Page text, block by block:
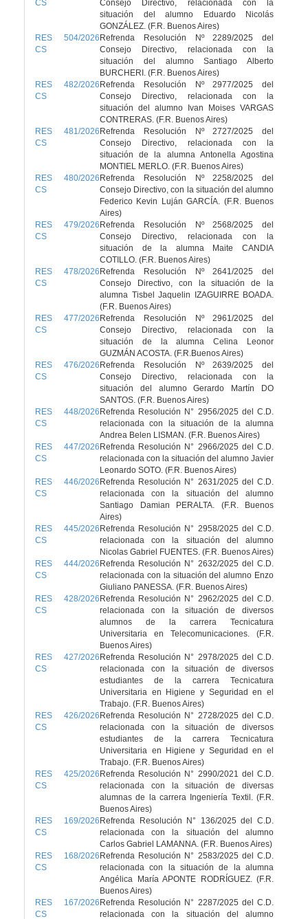
CS
Consejo Directivo, relacionada con la
situación del alumno Eduardo Nicolás
GONZÁLEZ. (F.R. Buenos Aires)
RES 504/2026
CS
Refrenda Resolución Nº 2289/2025 del
Consejo Directivo, relacionada con la
situación del alumno Santiago Alberto
BURCHERI. (F.R. Buenos Aires)
RES 482/2026
CS
Refrenda Resolución Nº 2977/2025 del
Consejo Directivo, relacionada con la
situación del alumno Ivan Moises VARGAS
CONTRERAS. (F.R. Buenos Aires)
RES 481/2026
CS
Refrenda Resolución Nº 2727/2025 del
Consejo Directivo, relacionada con la
situación de la alumna Antonella Agostina
MONTIEL MERLO. (F.R. Buenos Aires)
RES 480/2026
CS
Refrenda Resolución Nº 2258/2025 del
Consejo Directivo, con la situación del alumno
Federico Kevin Luján GARCÍA. (F.R. Buenos
Aires)
RES 479/2026
CS
Refrenda Resolución Nº 2568/2025 del
Consejo Directivo, relacionada con la
situación de la alumna Maite CANDIA
COTILLO. (F.R. Buenos Aires)
RES 478/2026
CS
Refrenda Resolución Nº 2641/2025 del
Consejo Directivo, con la situación de la
alumna Tisbel Jaquelin IZAGUIRRE BOADA.
(F.R. Buenos Aires)
RES 477/2026
CS
Refrenda Resolución Nº 2961/2025 del
Consejo Directivo, relacionada con la
situación de la alumna Celina Leonor
GUZMÁN ACOSTA. (F.R.Buenos Aires)
RES 476/2026
CS
Refrenda Resolución Nº 2639/2025 del
Consejo Directivo, relacionada con la
situación del alumno Gerardo Martín DO
SANTOS. (F.R. Buenos Aires)
RES 448/2026
CS
Refrenda Resolución N° 2956/2025 del C.D.
relacionada con la situación de la alumna
Andrea Belen LISMAN. (F.R. Buenos Aires)
RES 447/2026
CS
Refrenda Resolución N° 2966/2025 del C.D.
relacionada con la situación del alumno Javier
Leonardo SOTO. (F.R. Buenos Aires)
RES 446/2026
CS
Refrenda Resolución N° 2631/2025 del C.D.
relacionada con la situación del alumno
Santiago Damian PERALTA. (F.R. Buenos
Aires)
RES 445/2026
CS
Refrenda Resolución N° 2958/2025 del C.D.
relacionada con la situación del alumno
Nicolas Gabriel FUENTES. (F.R. Buenos Aires)
RES 444/2026
CS
Refrenda Resolución N° 2632/2025 del C.D.
relacionada con la situación del alumno Enzo
Giuliano PANESSA. (F.R. Buenos Aires)
RES 428/2026
CS
Refrenda Resolución N° 2962/2025 del C.D.
relacionada con la situación de diversos
alumnos de la carrera Tecnicatura
Universitaria en Telecomunicaciones. (F.R.
Buenos Aires)
RES 427/2026
CS
Refrenda Resolución N° 2978/2025 del C.D.
relacionada con la situación de diversos
estudiantes de la carrera Tecnicatura
Universitaria en Higiene y Seguridad en el
Trabajo. (F.R. Buenos Aires)
RES 426/2026
CS
Refrenda Resolución N° 2728/2025 del C.D.
relacionada con la situación de diversos
estudiantes de la carrera Tecnicatura
Universitaria en Higiene y Seguridad en el
Trabajo. (F.R. Buenos Aires)
RES 425/2026
CS
Refrenda Resolución N° 2990/2021 del C.D.
relacionada con la situación de diversas
alumnas de la carrera Ingeniería Textil. (F.R.
Buenos Aires)
RES 169/2026
CS
Refrenda Resolución N° 136/2025 del C.D.
relacionada con la situación del alumno
Carlos Gabriel LAMANNA. (F.R. Buenos Aires)
RES 168/2026
CS
Refrenda Resolución N° 2583/2025 del C.D.
relacionada con la situación de la alumna
Angélica María APONTE RODRÍGUEZ. (F.R.
Buenos Aires)
RES 167/2026
CS
Refrenda Resolución N° 2287/2025 del C.D.
relacionada con la situación del alumno